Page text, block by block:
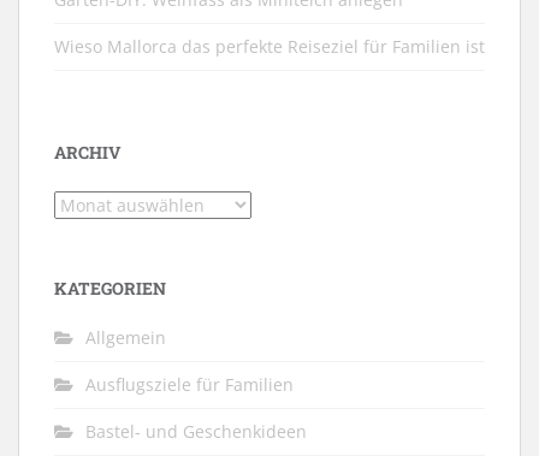
Wieso Mallorca das perfekte Reiseziel für Familien ist
ARCHIV
Archiv
KATEGORIEN
Allgemein
Ausflugsziele für Familien
Bastel- und Geschenkideen